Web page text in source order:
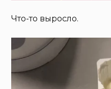
Что-то выросло.